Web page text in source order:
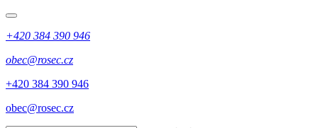
+420 384 390 946
obec@rosec.cz
+420 384 390 946
obec@rosec.cz